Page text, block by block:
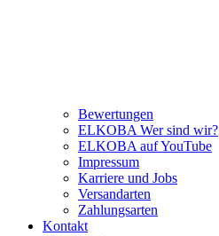
Bewertungen
ELKOBA Wer sind wir?
ELKOBA auf YouTube
Impressum
Karriere und Jobs
Versandarten
Zahlungsarten
Kontakt